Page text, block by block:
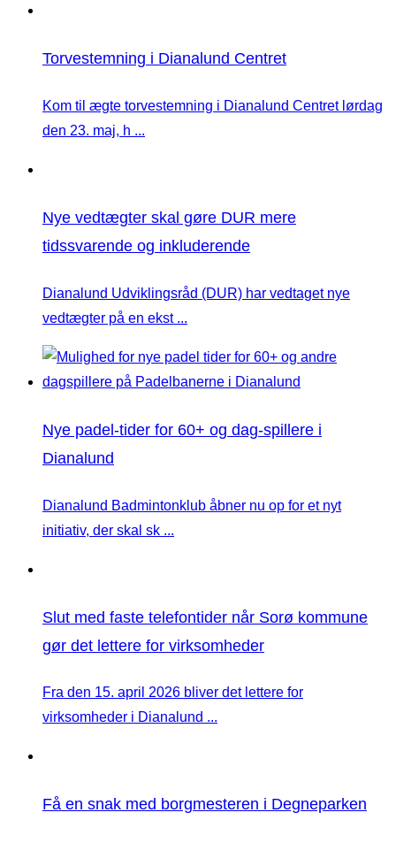
Torvestemning i Dianalund Centret
Kom til ægte torvestemning i Dianalund Centret lørdag
den 23. maj, h ...
Nye vedtægter skal gøre DUR mere
tidssvarende og inkluderende
Dianalund Udviklingsråd (DUR) har vedtaget nye
vedtægter på en ekst ...
Nye padel-tider for 60+ og dag-spillere i
Dianalund
Dianalund Badmintonklub åbner nu op for et nyt
initiativ, der skal sk ...
Slut med faste telefontider når Sorø kommune
gør det lettere for virksomheder
Fra den 15. april 2026 bliver det lettere for
virksomheder i Dianalund ...
Få en snak med borgmesteren i Degneparken